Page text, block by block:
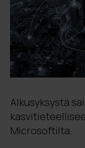
Alkusyksystä
Microsoftilta.